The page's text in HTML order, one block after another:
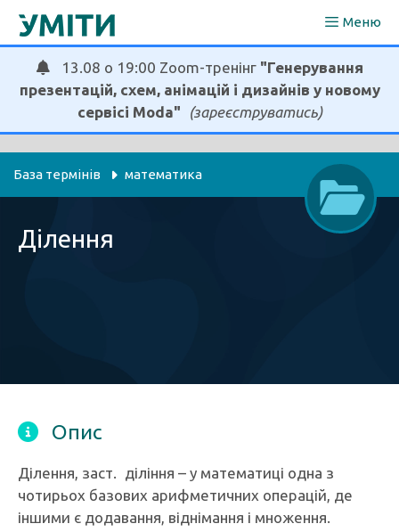
Перейти
Меню
13.08 о 19:00 Zoom-тренінг "Генерування
презентацій, схем, анімацій і дизайнів у новому
сервісі Moda"
(зареєструватись)
База термінів математика
Ділення
Опис
Ділення, заст. діління – у математиці одна з
чотирьох базових арифметичних операцій, де
іншими є додавання, віднімання і множення.